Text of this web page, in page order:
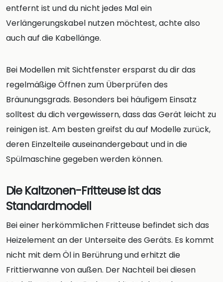
entfernt ist und du nicht jedes Mal ein
Verlängerungskabel nutzen möchtest, achte also
auch auf die Kabellänge.
Bei Modellen mit Sichtfenster ersparst du dir das
regelmäßige Öffnen zum Überprüfen des
Bräunungsgrads. Besonders bei häufigem Einsatz
solltest du dich vergewissern, dass das Gerät leicht zu
reinigen ist. Am besten greifst du auf Modelle zurück,
deren Einzelteile auseinandergebaut und in die
Spülmaschine gegeben werden können.
Die Kaltzonen-Fritteuse ist das
Standardmodell
Bei einer herkömmlichen Fritteuse befindet sich das
Heizelement an der Unterseite des Geräts. Es kommt
nicht mit dem Öl in Berührung und erhitzt die
Frittierwanne von außen. Der Nachteil bei diesen